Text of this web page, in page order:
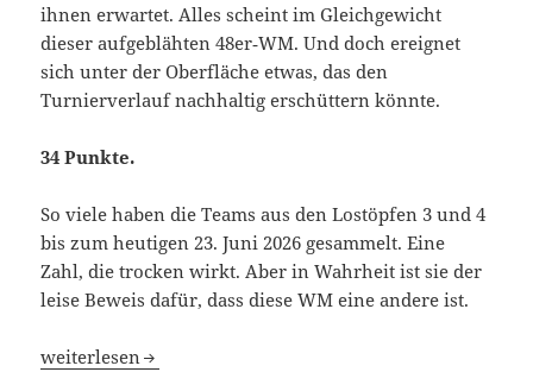
ihnen erwartet. Alles scheint im Gleichgewicht
dieser aufgeblähten 48er‑WM. Und doch ereignet
sich unter der Oberfläche etwas, das den
Turnierverlauf nachhaltig erschüttern könnte.
34 Punkte.
So viele haben die Teams aus den Lostöpfen 3 und 4
bis zum heutigen 23. Juni 2026 gesammelt. Eine
Zahl, die trocken wirkt. Aber in Wahrheit ist sie der
leise Beweis dafür, dass diese WM eine andere ist.
Die Revolution der Kleinen: 34 Punkte als verborgenes
weiterlesen